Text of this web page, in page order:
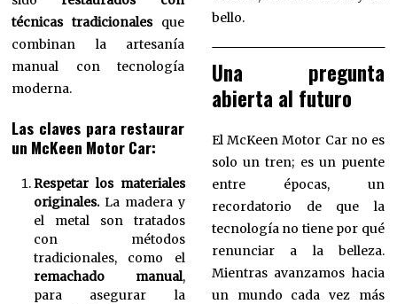
técnicas tradicionalesque
combinan la artesanía
manual con tecnología
moderna.
Las claves para restaurar
un McKeen Motor Car:
Respetar los materiales
originales.La madera y
el metal son tratados
con métodos
tradicionales, como el
remachado manual,
para asegurar la
bello.
Una pregunta
abierta al futuro
El McKeen Motor Car no es
solo un tren; es un puente
entre épocas, un
recordatorio de que la
tecnología no tiene por qué
renunciar a la belleza.
Mientras avanzamos hacia
un mundo cada vez más